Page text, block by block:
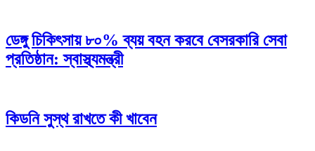
ডেঙ্গু চিকিৎসায় ৮০% ব্যয় বহন করবে বেসরকারি সেবা
প্রতিষ্ঠান: স্বাস্থ্যমন্ত্রী
কিডনি সুস্থ রাখতে কী খাবেন